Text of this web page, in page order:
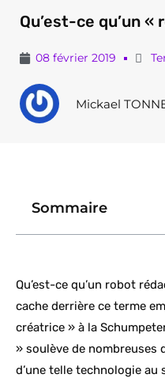
Qu’est-ce qu’un
08 février 2019
Mickael
Sommaire
Qu’est-ce qu’un robot
cache derrière ce terme
créatrice » à la
» soulève de nombreuses
d’une telle technologie au